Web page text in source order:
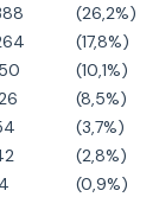
(26,2%)
(17,8%)
(10,1%)
(8,5%)
(3,7%)
(2,8%)
(0,9%)